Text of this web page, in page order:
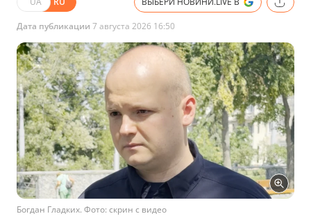
Дата публикации 7 августа 2026 16:50
Богдан Гладких. Фото: скрин с видео